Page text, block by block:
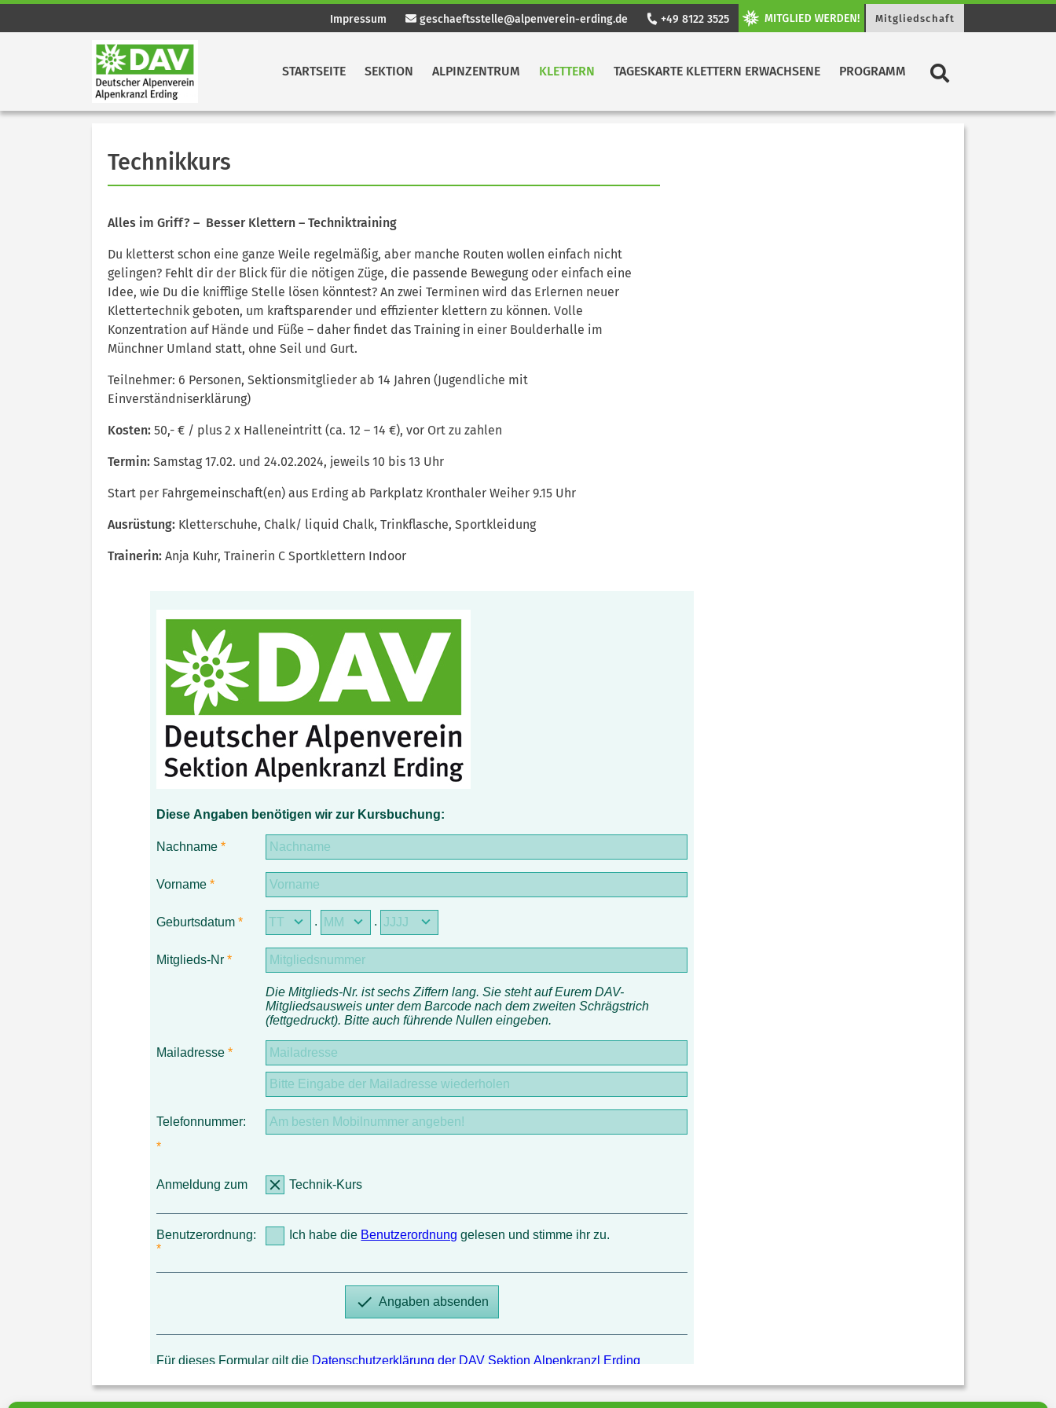
Impressum geschaeftsstelle@alpenverein-erding.de +49 8122 3525 Mitgliedschaft
STARTSEITE SEKTION ALPINZENTRUM KLETTERN TAGESKARTE KLETTERN ERWACHSENE PROGRAMM
Technikkurs
Alles im Griff? – Besser Klettern – Techniktraining
Du kletterst schon eine ganze Weile regelmäßig, aber manche Routen wollen einfach nicht
gelingen? Fehlt dir der Blick für die nötigen Züge, die passende Bewegung oder einfach eine
Idee, wie Du die knifflige Stelle lösen könntest? An zwei Terminen wird das Erlernen neuer
Klettertechnik geboten, um kraftsparender und effizienter klettern zu können. Volle
Konzentration auf Hände und Füße – daher findet das Training in einer Boulderhalle im
Münchner Umland statt, ohne Seil und Gurt.
Teilnehmer: 6 Personen, Sektionsmitglieder ab 14 Jahren (Jugendliche mit
Einverständniserklärung)
Kosten: 50,- € / plus 2 x Halleneintritt (ca. 12 – 14 €), vor Ort zu zahlen
Termin: Samstag 17.02. und 24.02.2024, jeweils 10 bis 13 Uhr
Start per Fahrgemeinschaft(en) aus Erding ab Parkplatz Kronthaler Weiher 9.15 Uhr
Ausrüstung: Kletterschuhe, Chalk/ liquid Chalk, Trinkflasche, Sportkleidung
Trainerin: Anja Kuhr, Trainerin C Sportklettern Indoor